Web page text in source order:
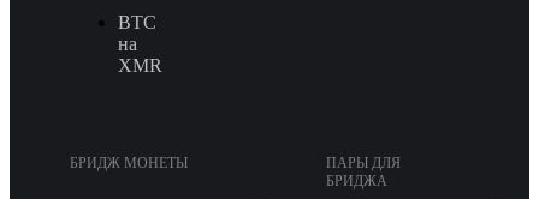
BTC
на
XMR
БРИДЖ МОНЕТЫ
ПАРЫ ДЛЯ
БРИДЖА